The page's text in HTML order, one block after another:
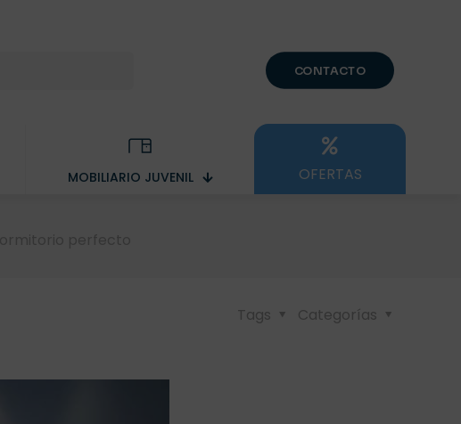
CONTACTO
MOBILIARIO JUVENIL OFERTAS
Categorías
Tags